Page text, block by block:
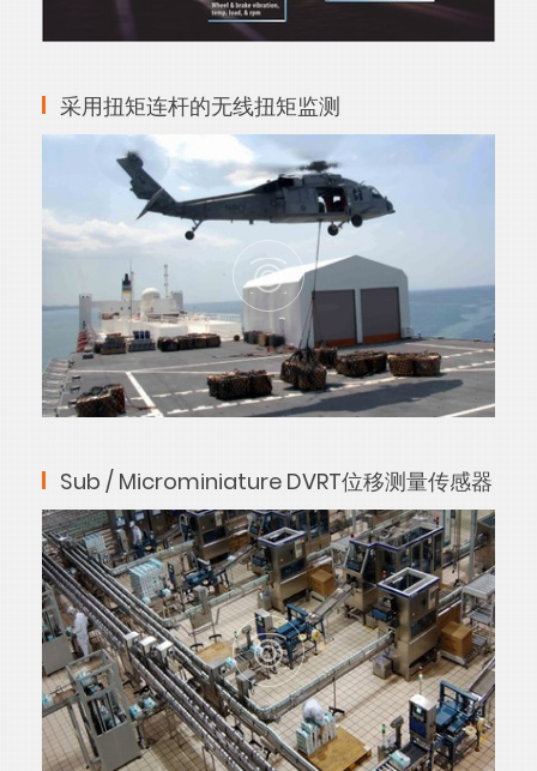
采用扭矩连杆的无线扭矩监测
Sub / Microminiature DVRT位移测量传感器